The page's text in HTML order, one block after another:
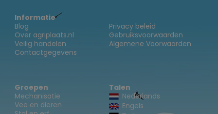
Informatie
Blog
Over agriplaats.nl
Veilig handelen
Contactgegevens
Privacy beleid
Gebruiksvoorwaarden
Algemene Voorwaarden
Groepen
Mechanisatie
Vee en dieren
Talen
Nederlands
Engels